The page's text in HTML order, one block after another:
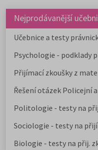
Nejprodávanější
Učebnice a testy
Psychologie - podklady
Přijímací zkoušky z
Řešení otázek Policejní
Politologie - testy na
Sociologie - testy na
Biologie - testy na přij.